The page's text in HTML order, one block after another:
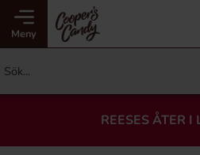
Meny
REESES ÅTER I